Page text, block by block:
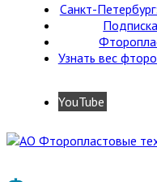
Санкт-
Узнать вес
YouTube